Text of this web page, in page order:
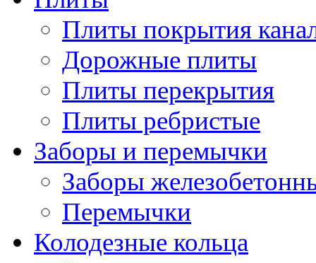
Плиты покрытия
Дорожные плиты
Плиты перекрытия
Плиты ребристые
Заборы и перемычки
Заборы
Перемычки
Колодезные кольца